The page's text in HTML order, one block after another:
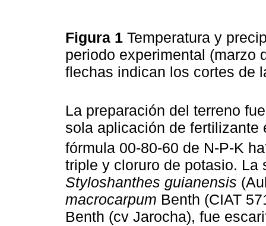
Figura 1 Temperatura y
periodo experimental (marzo
flechas indican los cortes
La preparación del terreno
sola aplicación de fertilizante
fórmula 00-80-60 de N-P-K ha
triple y cloruro de potasio.
Styloshanthes guianensis
macrocarpum Benth (CIAT
Benth (cv Jarocha), fue